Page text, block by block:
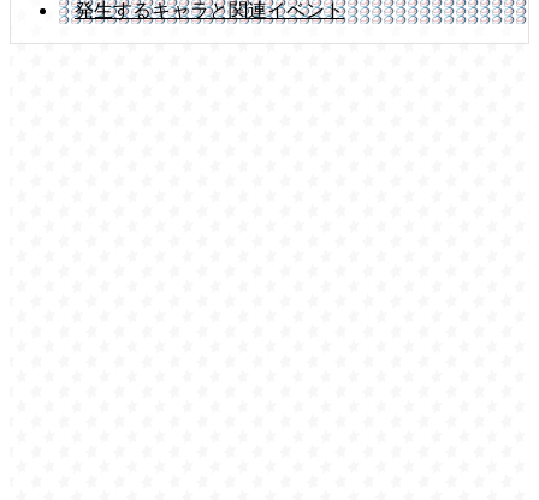
発生するキャラと関連イベント